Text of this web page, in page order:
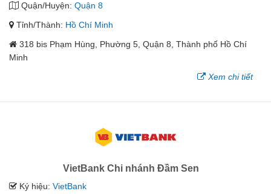
Quận/Huyện: Quận 8
Tỉnh/Thành: Hồ Chí Minh
318 bis Phạm Hùng, Phường 5, Quận 8, Thành phố Hồ Chí
Minh
Xem chi tiết
VietBank Chi nhánh Đầm Sen
Ký hiệu: VietBank